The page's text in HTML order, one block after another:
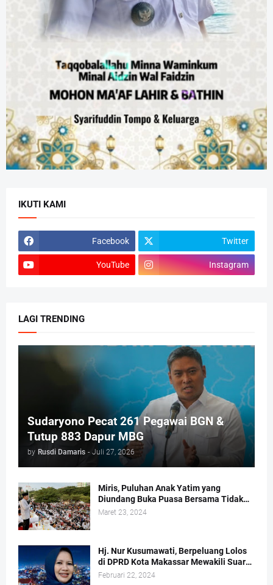
IKUTI KAMI
Facebook Twitter
YouTube Instagram
LAGI TRENDING
Sudaryono Pecat 261 Pegawai BGN &
Tutup 883 Dapur MBG
by Rusdi Damaris - Juli 27, 2026
Miris, Puluhan Anak Yatim yang
Diundang Buka Puasa Bersama Tidak
Dapat Jatah Makan dan Infaq
Maret 23, 2024
Hj. Nur Kusumawati, Berpeluang Lolos
di DPRD Kota Makassar Mewakili Suara
Perempuan Dapil 2
Februari 22, 2024